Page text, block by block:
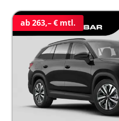
ab 263,– € mtl.